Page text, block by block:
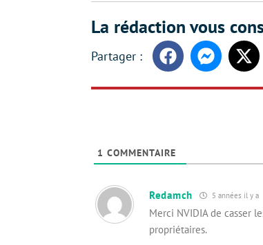
La rédaction vous
FacebookMessenger
1 COMMENTAIRE
Redamch 5 années il y a
Merci NVIDIA de casser
propriétaires.